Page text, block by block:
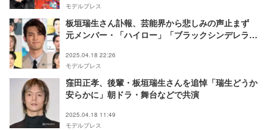
モデルプレス
板垣瑞生さん訃報、芸能界から悲しみの声止まず
元メンバー・「ハイロー」「ブラックシンデレラ」
2025.04.18 22:26
モデルプレス
窪田正孝、後輩・板垣瑞生さんを追悼「瑞生どうか
安らかに」朝ドラ・舞台などで共演
2025.04.18 11:49
モデルプレス